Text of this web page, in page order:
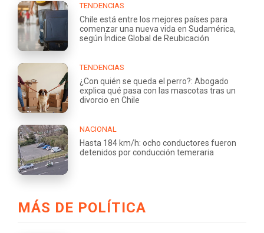
TENDENCIAS
Chile está entre los mejores países para
comenzar una nueva vida en Sudamérica,
según Índice Global de Reubicación
TENDENCIAS
¿Con quién se queda el perro?: Abogado
explica qué pasa con las mascotas tras un
divorcio en Chile
NACIONAL
Hasta 184 km/h: ocho conductores fueron
detenidos por conducción temeraria
MÁS DE POLÍTICA